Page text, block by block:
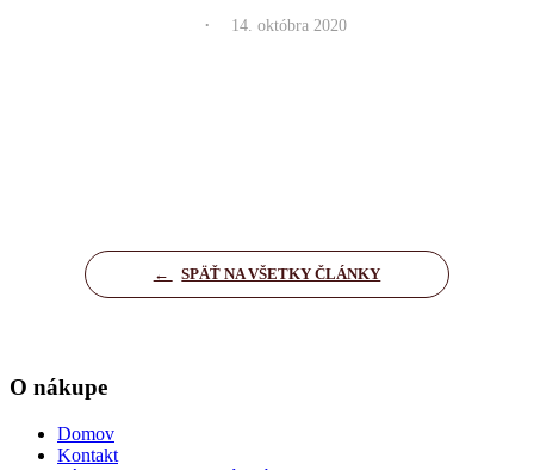
. 14. októbra 2020
← SPÄŤ NA VŠETKY ČLÁNKY
O nákupe
Domov
Kontakt